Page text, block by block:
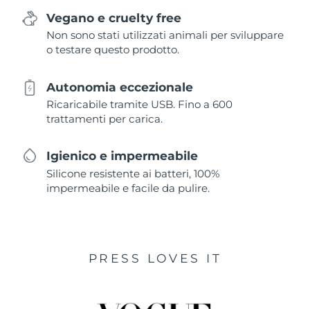
Vegano e cruelty free
Non sono stati utilizzati animali per sviluppare
o testare questo prodotto.
Autonomia eccezionale
Ricaricabile tramite USB. Fino a 600
trattamenti per carica.
Igienico e impermeabile
Silicone resistente ai batteri, 100%
impermeabile e facile da pulire.
PRESS LOVES IT